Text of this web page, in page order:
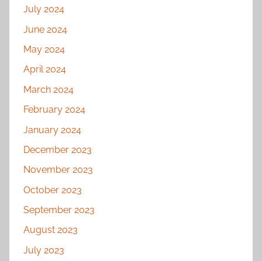
July 2024
June 2024
May 2024
April 2024
March 2024
February 2024
January 2024
December 2023
November 2023
October 2023
September 2023
August 2023
July 2023